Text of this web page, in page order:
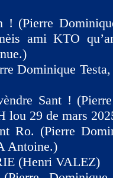
! (Pierre
ami KTO
Dominique
Sant !
lou 29 de mars
Ro. (Pierre
Antoine.)
(Henri VALEZ)